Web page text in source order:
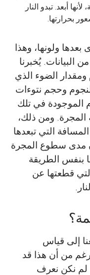
أبعد. تبدو النار
بحرارتها.
ولونها، وهذا
البيانات. يُخبرنا
الضوء الذي
وحجم نتوءات
الموجودة في تلك
المجرة. ومن ذلك،
التي تبعدها
مدى سطوع المجرة
بنفس الطريقة
قطعتها عن
إلى قياس
من أن هذا قد
لم نكن نعرف